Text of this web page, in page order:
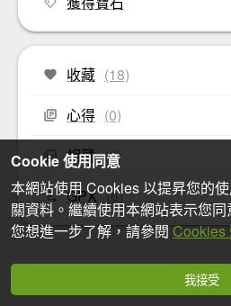
收藏 (18)
心得 (0)
相簿 (0)
GPX (6)
Cookie 使用同意
本網站使用 Cookies 以提昇您的
關資料。繼續使用本網站表示您
您想進一步了解，請參閱 Cookies
我接受